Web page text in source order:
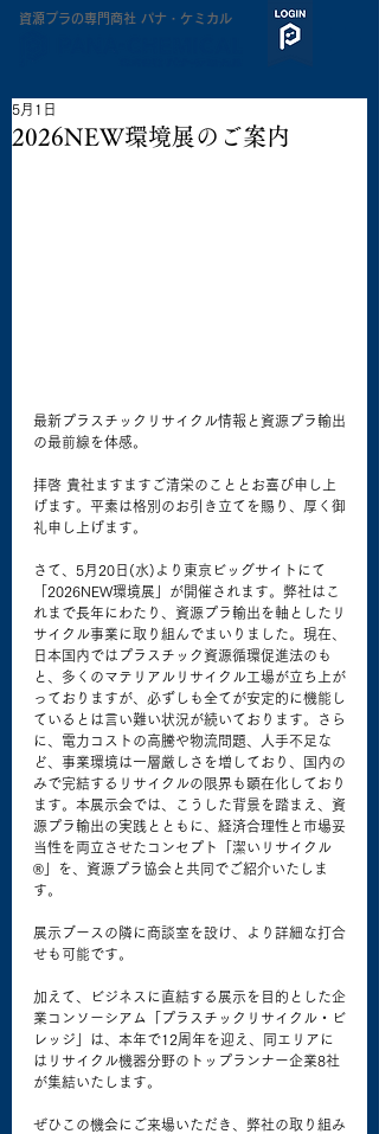
​資源プラの専門商社 パナ・ケミカル
2026NEW環境展のご案内
5月1日
最新プラスチックリサイクル情報と資源プラ輸出
の最前線を体感。
拝啓 貴社ますますご清栄のこととお喜び申し上
げます。平素は格別のお引き立てを賜り、厚く御
礼申し上げます。
さて、5月20日(水)より東京ビッグサイトにて
「2026NEW環境展」が開催されます。弊社はこ
れまで長年にわたり、資源プラ輸出を軸としたリ
サイクル事業に取り組んでまいりました。現在、
日本国内ではプラスチック資源循環促進法のも
と、多くのマテリアルリサイクル工場が立ち上が
っておりますが、必ずしも全てが安定的に機能し
ているとは言い難い状況が続いております。さら
に、電力コストの高騰や物流問題、人手不足な
ど、事業環境は一層厳しさを増しており、国内の
みで完結するリサイクルの限界も顕在化しており
ます。本展示会では、こうした背景を踏まえ、資
源プラ輸出の実践とともに、経済合理性と市場妥
当性を両立させたコンセプト「潔いリサイクル
®」を、資源プラ協会と共同でご紹介いたしま
す。
展示ブースの隣に商談室を設け、より詳細な打合
せも可能です。
加えて、ビジネスに直結する展示を目的とした企
業コンソーシアム「プラスチックリサイクル・ビ
レッジ」は、本年で12周年を迎え、同エリアに
はリサイクル機器分野のトップランナー企業8社
が集結いたします。
ぜひこの機会にご来場いただき、弊社の取り組み